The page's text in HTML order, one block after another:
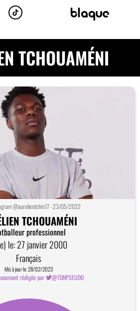
TCHOUAMÉNI
@aurelientchm17 - 23/05/2022
TCHOUAMÉNI
professionnel
le: 27 janvier 2000
Français
Mis à jour le: 28/02/2023
rédigée par @TONPSEUDO